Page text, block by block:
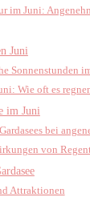
im Juni:
Juni
Sonnenstunden
Wie oft es
im Juni
bei
von
Attraktionen